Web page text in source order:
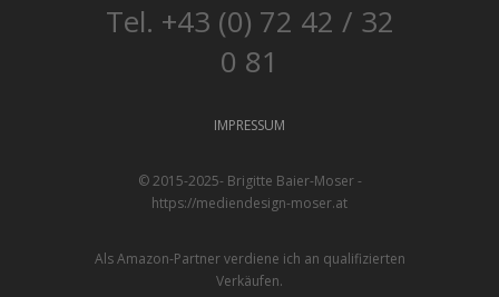
Tel. +43 (0) 72 42 / 32
0 81
IMPRESSUM
© 2015-2025- Brigitte Baier-Moser -
https://mediendesign-moser.at
Als Amazon-Partner verdiene ich an qualifizierten
Verkäufen.